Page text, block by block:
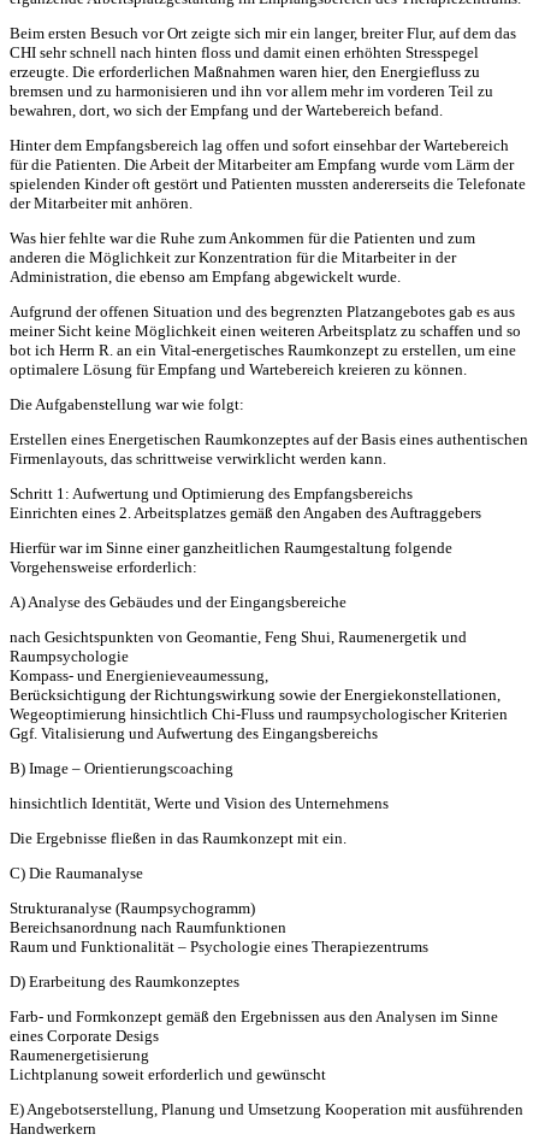
Beim ersten Besuch vor Ort zeigte sich mir ein langer, breiter Flur, auf dem das
CHI sehr schnell nach hinten floss und damit einen erhöhten Stresspegel
erzeugte. Die erforderlichen Maßnahmen waren hier, den Energiefluss zu
bremsen und zu harmonisieren und ihn vor allem mehr im vorderen Teil zu
bewahren, dort, wo sich der Empfang und der Wartebereich befand.
Hinter dem Empfangsbereich lag offen und sofort einsehbar der Wartebereich
für die Patienten. Die Arbeit der Mitarbeiter am Empfang wurde vom Lärm der
spielenden Kinder oft gestört und Patienten mussten andererseits die Telefonate
der Mitarbeiter mit anhören.
Was hier fehlte war die Ruhe zum Ankommen für die Patienten und zum
anderen die Möglichkeit zur Konzentration für die Mitarbeiter in der
Administration, die ebenso am Empfang abgewickelt wurde.
Aufgrund der offenen Situation und des begrenzten Platzangebotes gab es aus
meiner Sicht keine Möglichkeit einen weiteren Arbeitsplatz zu schaffen und so
bot ich Herrn R. an ein Vital-energetisches Raumkonzept zu erstellen, um eine
optimalere Lösung für Empfang und Wartebereich kreieren zu können.
Die Aufgabenstellung war wie folgt:
Erstellen eines Energetischen Raumkonzeptes auf der Basis eines authentischen
Firmenlayouts, das schrittweise verwirklicht werden kann.
Schritt 1: Aufwertung und Optimierung des Empfangsbereichs
Einrichten eines 2. Arbeitsplatzes gemäß den Angaben des Auftraggebers
Hierfür war im Sinne einer ganzheitlichen Raumgestaltung folgende
Vorgehensweise erforderlich:
A) Analyse des Gebäudes und der Eingangsbereiche
nach Gesichtspunkten von Geomantie, Feng Shui, Raumenergetik und
Raumpsychologie
Kompass- und Energienieveaumessung,
Berücksichtigung der Richtungswirkung sowie der Energiekonstellationen,
Wegeoptimierung hinsichtlich Chi-Fluss und raumpsychologischer Kriterien
Ggf. Vitalisierung und Aufwertung des Eingangsbereichs
B) Image – Orientierungscoaching
hinsichtlich Identität, Werte und Vision des Unternehmens
Die Ergebnisse fließen in das Raumkonzept mit ein.
C) Die Raumanalyse
Strukturanalyse (Raumpsychogramm)
Bereichsanordnung nach Raumfunktionen
Raum und Funktionalität – Psychologie eines Therapiezentrums
D) Erarbeitung des Raumkonzeptes
Farb- und Formkonzept gemäß den Ergebnissen aus den Analysen im Sinne
eines Corporate Desigs
Raumenergetisierung
Lichtplanung soweit erforderlich und gewünscht
E) Angebotserstellung, Planung und Umsetzung Kooperation mit ausführenden
Handwerkern